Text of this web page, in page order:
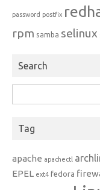
password postfix
rpm samba selinux
Search
per:
Tag
apache apachectl
EPEL ext4 fedora